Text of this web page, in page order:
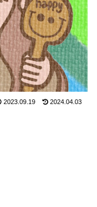
2023.09.19 2024.04.03